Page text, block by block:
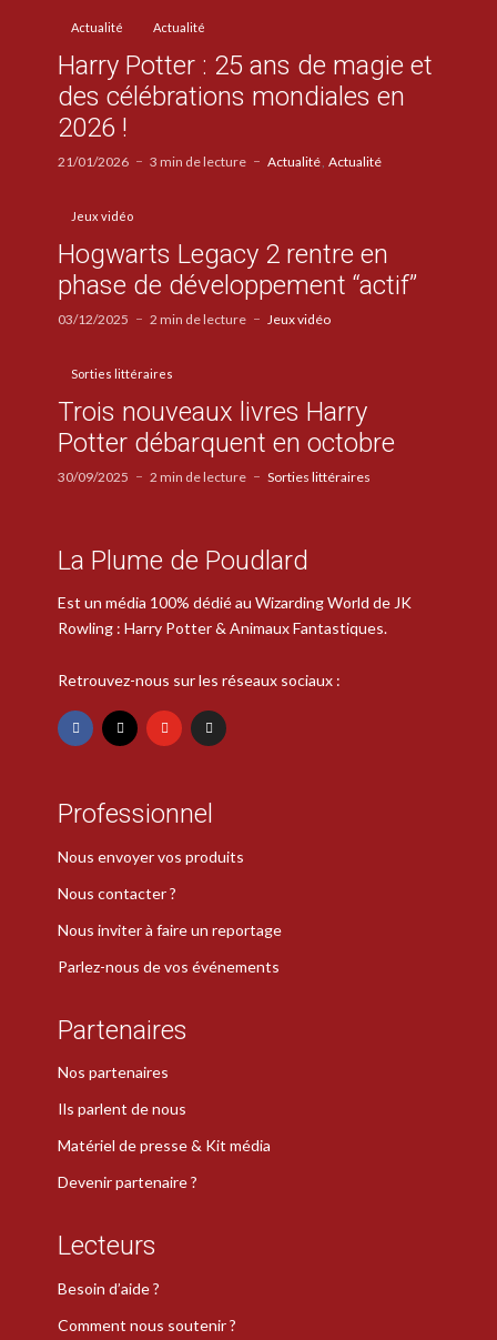
Actualité Actualité
Harry Potter : 25 ans de magie et
des célébrations mondiales en
2026 !
21/01/2026 3 min de lecture Actualité Actualité
Jeux vidéo
Hogwarts Legacy 2 rentre en
phase de développement “actif”
03/12/2025 2 min de lecture Jeux vidéo
Sorties littéraires
Trois nouveaux livres Harry
Potter débarquent en octobre
30/09/2025 2 min de lecture Sorties littéraires
La Plume de Poudlard
Est un média 100% dédié au Wizarding World de JK
Rowling : Harry Potter & Animaux Fantastiques.
Retrouvez-nous sur les réseaux sociaux :
Professionnel
Nous envoyer vos produits
Nous contacter ?
Nous inviter à faire un reportage
Parlez-nous de vos événements
Partenaires
Nos partenaires
Ils parlent de nous
Matériel de presse & Kit média
Devenir partenaire ?
Lecteurs
Besoin d’aide ?
Comment nous soutenir ?